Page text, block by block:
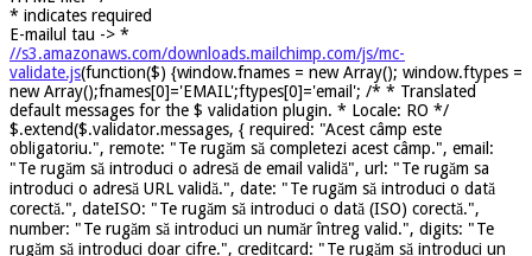
* indicates required
E-mailul tau -> *
//s3.amazonaws.com/downloads.mailchimp.com/js/mc-
validate.js(function($) {window.fnames = new Array(); window.ftypes =
new Array();fnames[0]='EMAIL';ftypes[0]='email'; /* * Translated
default messages for the $ validation plugin. * Locale: RO */
$.extend($.validator.messages, { required: "Acest câmp este
obligatoriu.", remote: "Te rugăm să completezi acest câmp.", email:
"Te rugăm să introduci o adresă de email validă", url: "Te rugăm sa
introduci o adresă URL validă.", date: "Te rugăm să introduci o dată
corectă.", dateISO: "Te rugăm să introduci o dată (ISO) corectă.",
number: "Te rugăm să introduci un număr întreg valid.", digits: "Te
rugăm să introduci doar cifre.", creditcard: "Te rugăm să introduci un